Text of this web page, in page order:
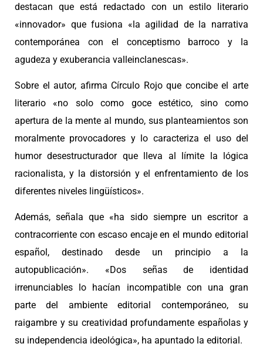
destacan que está redactado con un estilo literario
«innovador» que fusiona «la agilidad de la narrativa
contemporánea con el conceptismo barroco y la
agudeza y exuberancia valleinclanescas».
Sobre el autor, afirma Círculo Rojo que concibe el arte
literario «no solo como goce estético, sino como
apertura de la mente al mundo, sus planteamientos son
moralmente provocadores y lo caracteriza el uso del
humor desestructurador que lleva al límite la lógica
racionalista, y la distorsión y el enfrentamiento de los
diferentes niveles lingüísticos».
Además, señala que «ha sido siempre un escritor a
contracorriente con escaso encaje en el mundo editorial
español, destinado desde un principio a la
autopublicación». «Dos señas de identidad
irrenunciables lo hacían incompatible con una gran
parte del ambiente editorial contemporáneo, su
raigambre y su creatividad profundamente españolas y
su independencia ideológica», ha apuntado la editorial.